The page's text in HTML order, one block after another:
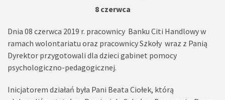
8 czerwca
Dnia 08 czerwca 2019 r. pracownicy Banku Citi Handlowy w
ramach wolontariatu oraz pracownicy Szkoły wraz z Panią
Dyrektor przygotowali dla dzieci gabinet pomocy
psychologiczno-pedagogicznej.
Inicjatorem działań była Pani Beata Ciołek, którą